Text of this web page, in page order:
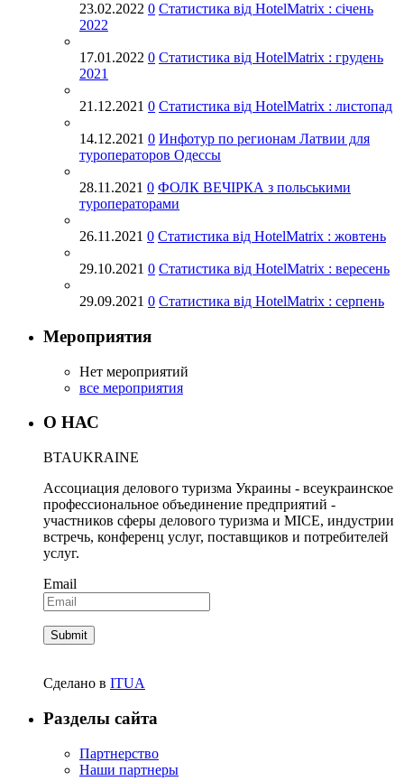
23.02.2022 0 Статистика від HotelMatrix : січень
2022
17.01.2022 0 Статистика від HotelMatrix : грудень
2021
21.12.2021 0 Статистика від HotelMatrix : листопад
14.12.2021 0 Инфотур по регионам Латвии для
туроператоров Одессы
28.11.2021 0 ФОЛК ВЕЧІРКА з польськими
туроператорами
26.11.2021 0 Статистика від HotelMatrix : жовтень
29.10.2021 0 Статистика від HotelMatrix : вересень
29.09.2021 0 Статистика від HotelMatrix : серпень
Мероприятия
Нет мероприятий
все мероприятия
О НАС
BTAUKRAINE
Ассоциация делового туризма Украины - всеукраинское
профессиональное объединение предприятий -
участников сферы делового туризма и MICE, индустрии
встречь, конференц услуг, поставщиков и потребителей
услуг.
Email
Сделано в ITUA
Разделы сайта
Партнерство
Наши партнеры